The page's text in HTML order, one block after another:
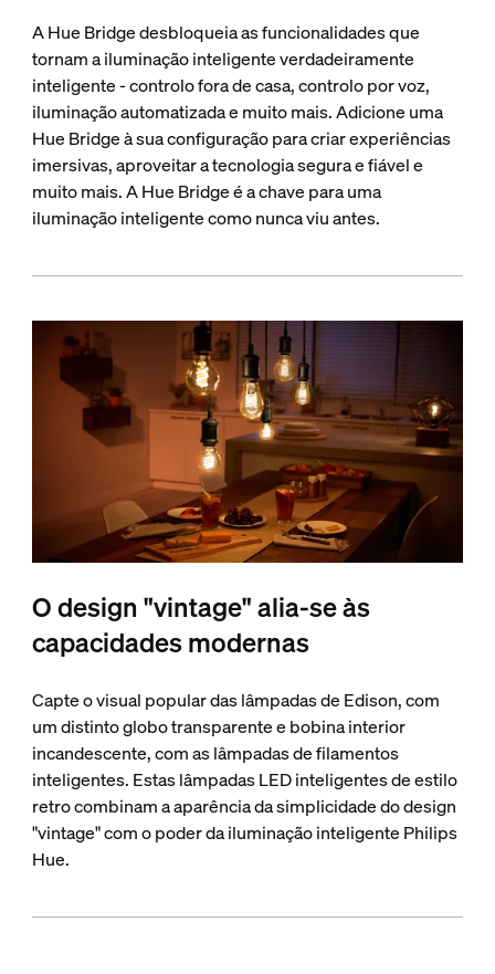
A Hue Bridge desbloqueia as funcionalidades que
tornam a iluminação inteligente verdadeiramente
inteligente - controlo fora de casa, controlo por voz,
iluminação automatizada e muito mais. Adicione uma
Hue Bridge à sua configuração para criar experiências
imersivas, aproveitar a tecnologia segura e fiável e
muito mais. A Hue Bridge é a chave para uma
iluminação inteligente como nunca viu antes.
O design "vintage" alia-se às
capacidades modernas
Capte o visual popular das lâmpadas de Edison, com
um distinto globo transparente e bobina interior
incandescente, com as lâmpadas de filamentos
inteligentes. Estas lâmpadas LED inteligentes de estilo
retro combinam a aparência da simplicidade do design
"vintage" com o poder da iluminação inteligente Philips
Hue.